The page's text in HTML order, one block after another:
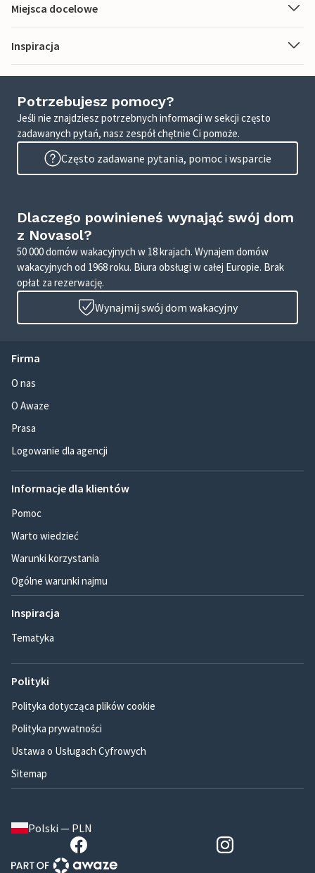
Miejsca docelowe
Inspiracja
Potrzebujesz pomocy?
Jeśli nie znajdziesz potrzebnych informacji w sekcji często
zadawanych pytań, nasz zespół chętnie Ci pomoże.
Często zadawane pytania, pomoc i wsparcie
Dlaczego powinieneś wynająć swój dom
z Novasol?
50 000 domów wakacyjnych w 18 krajach. Wynajem domów
wakacyjnych od 1968 roku. Biura obsługi w całej Europie. Brak
opłat za rezerwację.
Wynajmij swój dom wakacyjny
Firma
O nas
O Awaze
Prasa
Logowanie dla agencji
Informacje dla klientów
Pomoc
Warto wiedzieć
Warunki korzystania
Ogólne warunki najmu
Inspiracja
Tematyka
Polityki
Polityka dotycząca plików cookie
Polityka prywatności
Ustawa o Usługach Cyfrowych
Sitemap
Polski — PLN